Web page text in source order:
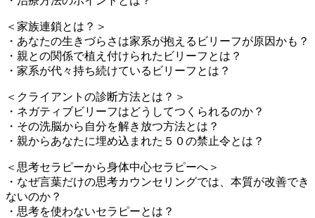
＜家族連鎖とは？＞
・あなたの生きづらさは家系が抱えるビリーフが原因かも？
・親との関係で植え付けられたビリーフとは？
・家系が代々持ち続けているビリーフとは？
＜クライアントの診断方法とは？＞
・ネガティブビリーフはどうしてつくられるのか？
・その洗脳から自分を解き放つ方法とは？
・親からあなたに埋め込まれた５０の禁止令とは？
＜思考セラピーから身体中心セラピーへ＞
・なぜ言葉だけの思考カウンセリングでは、本質が改善でき
ないのか？
・思考を使わないセラピーとは？